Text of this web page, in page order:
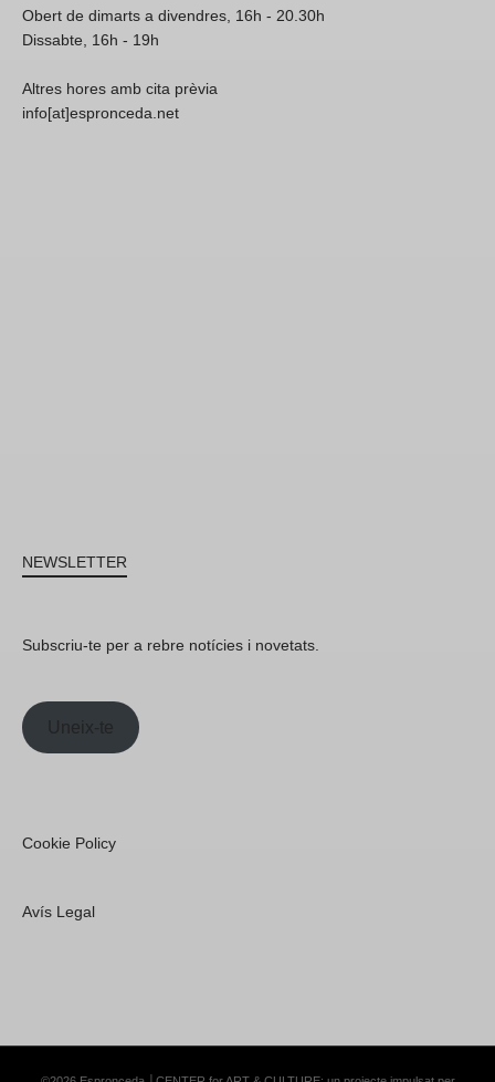
Obert de dimarts a divendres, 16h - 20.30h
Dissabte, 16h - 19h
Altres hores amb cita prèvia
info[at]espronceda.net
NEWSLETTER
Subscriu-te per a rebre notícies i novetats.
Uneix-te
Cookie Policy
Avís Legal